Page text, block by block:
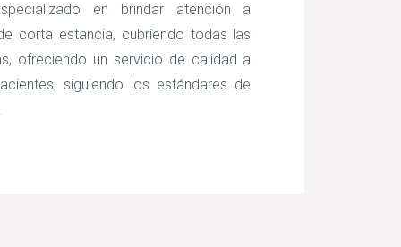
en brindar atención a
corta estancia, cubriendo todas las
ofreciendo un servicio de calidad a
siguiendo los estándares de